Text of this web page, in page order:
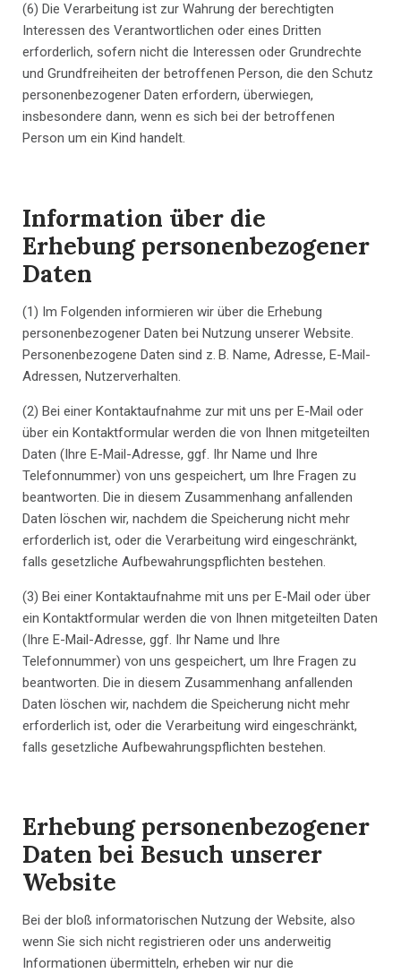
(6) Die Verarbeitung ist zur Wahrung der berechtigten
Interessen des Verantwortlichen oder eines Dritten
erforderlich, sofern nicht die Interessen oder Grundrechte
und Grundfreiheiten der betroffenen Person, die den Schutz
personenbezogener Daten erfordern, überwiegen,
insbesondere dann, wenn es sich bei der betroffenen
Person um ein Kind handelt.
Information über die
Erhebung personenbezogener
Daten
(1) Im Folgenden informieren wir über die Erhebung
personenbezogener Daten bei Nutzung unserer Website.
Personenbezogene Daten sind z. B. Name, Adresse, E-Mail-
Adressen, Nutzerverhalten.
(2) Bei einer Kontaktaufnahme zur mit uns per E-Mail oder
über ein Kontaktformular werden die von Ihnen mitgeteilten
Daten (Ihre E-Mail-Adresse, ggf. Ihr Name und Ihre
Telefonnummer) von uns gespeichert, um Ihre Fragen zu
beantworten. Die in diesem Zusammenhang anfallenden
Daten löschen wir, nachdem die Speicherung nicht mehr
erforderlich ist, oder die Verarbeitung wird eingeschränkt,
falls gesetzliche Aufbewahrungspflichten bestehen.
(3) Bei einer Kontaktaufnahme mit uns per E-Mail oder über
ein Kontaktformular werden die von Ihnen mitgeteilten Daten
(Ihre E-Mail-Adresse, ggf. Ihr Name und Ihre
Telefonnummer) von uns gespeichert, um Ihre Fragen zu
beantworten. Die in diesem Zusammenhang anfallenden
Daten löschen wir, nachdem die Speicherung nicht mehr
erforderlich ist, oder die Verarbeitung wird eingeschränkt,
falls gesetzliche Aufbewahrungspflichten bestehen.
Erhebung personenbezogener
Daten bei Besuch unserer
Website
Bei der bloß informatorischen Nutzung der Website, also
wenn Sie sich nicht registrieren oder uns anderweitig
Informationen übermitteln, erheben wir nur die